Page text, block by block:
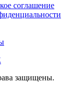
соглашение
защищены.